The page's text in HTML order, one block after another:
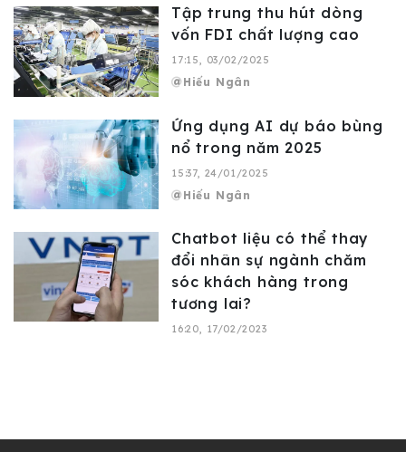
Tập trung thu hút dòng
vốn FDI chất lượng cao
17:15, 03/02/2025
Hiếu Ngân
Ứng dụng AI dự báo bùng
nổ trong năm 2025
15:37, 24/01/2025
Hiếu Ngân
Chatbot liệu có thể thay
đổi nhân sự ngành chăm
sóc khách hàng trong
tương lai?
16:20, 17/02/2023